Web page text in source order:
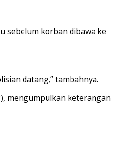
sebelum korban dibawa ke
datang,” tambahnya.
mengumpulkan keterangan